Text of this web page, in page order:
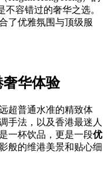
不容错过的奢华之选。
了优雅氛围与顶级服
华体验
超普通水准的精致体
手法，以及香港最迷人
一杯饮品，更是一段优
般的维港美景和贴心细